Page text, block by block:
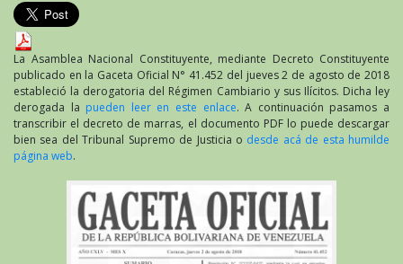
de
la
de
Ilícitos
Cambiarios
La Asamblea Nacional Constituyente, mediante Decreto Constituyente
publicado en la Gaceta Oficial N° 41.452 del jueves 2 de agosto de 2018
estableció la derogatoria del Régimen Cambiario y sus Ilícitos. Dicha ley
derogada la pueden leer en este enlace. A continuación pasamos a
transcribir el decreto de marras, el documento PDF lo puede descargar
bien sea del Tribunal Supremo de Justicia o desde acá de esta humilde
página web.